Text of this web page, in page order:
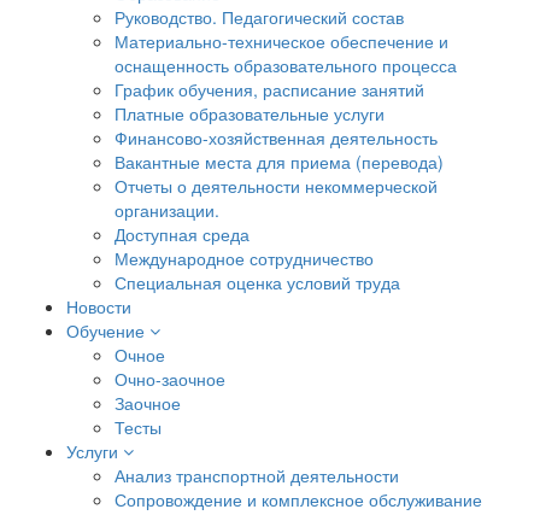
Руководство. Педагогический состав
Материально-техническое обеспечение и
оснащенность образовательного процесса
График обучения, расписание занятий
Платные образовательные услуги
Финансово-хозяйственная деятельность
Вакантные места для приема (перевода)
Отчеты о деятельности некоммерческой
организации.
Доступная среда
Международное сотрудничество
Специальная оценка условий труда
Новости
Обучение
Очное
Очно-заочное
Заочное
Тесты
Услуги
Анализ транспортной деятельности
Сопровождение и комплексное обслуживание